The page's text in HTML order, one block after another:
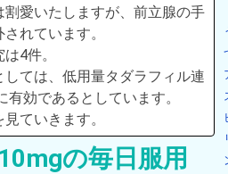
愛いたしますが、前立腺の手
れています。
4件。
ては、低用量タダラフィル連
有効であるとしています。
ていきます。
の毎日服用